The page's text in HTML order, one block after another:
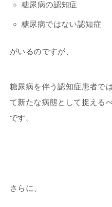
糖尿病の認知症
糖尿病ではない認知症
がいるのですが、
糖尿病を伴う認知症患者で
て新たな病態として捉える
です。
さらに、